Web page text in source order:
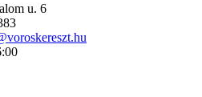
u. 6